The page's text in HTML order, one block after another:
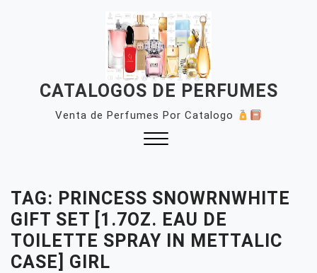
CATALOGOS DE PERFUMES
Venta de Perfumes Por Catalogo
TAG: PRINCESS SNOWRNWHITE
GIFT SET [1.7OZ. EAU DE
TOILETTE SPRAY IN METTALIC
CASE] GIRL